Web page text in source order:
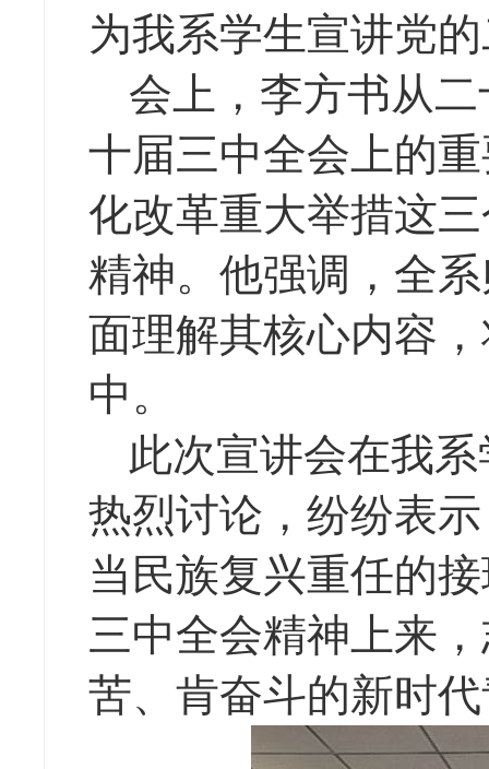
为我系学生宣讲党
会上，李方书从
十届三中全会上的
化改革重大举措这
精神。他强调，全
面理解其核心内容
中。
此次宣讲会在我
热烈讨论，纷纷表
当民族复兴重任的
三中全会精神上来
苦、肯奋斗的新时